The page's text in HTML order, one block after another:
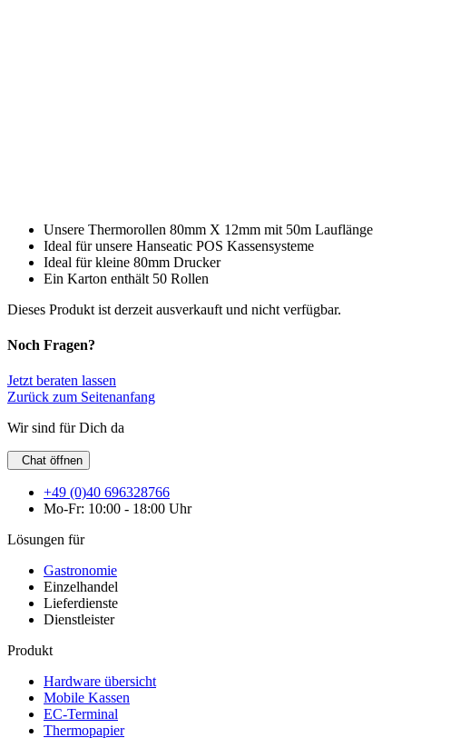
Unsere Thermorollen 80mm X 12mm mit 50m Lauflänge
Ideal für unsere Hanseatic POS Kassensysteme
Ideal für kleine 80mm Drucker
Ein Karton enthält 50 Rollen
Dieses Produkt ist derzeit ausverkauft und nicht verfügbar.
Noch Fragen?
Jetzt beraten lassen
Zurück zum Seitenanfang
Wir sind für Dich da
Chat öffnen
+49 (0)40 696328766
Mo-Fr: 10:00 - 18:00 Uhr
Lösungen für
Gastronomie
Einzelhandel
Lieferdienste
Dienstleister
Produkt
Hardware übersicht
Mobile Kassen
EC-Terminal
Thermopapier